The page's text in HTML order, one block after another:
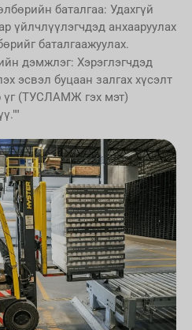
баталгаа: Удахгүй
үйлчлүүлэгчдэд анхааруулах
баталгаажуулах.
дэмжлэг: Хэрэглэгчдэд
эсвэл буцаан залгах хүсэлт
үг (ТУСЛАМЖ гэх мэт)